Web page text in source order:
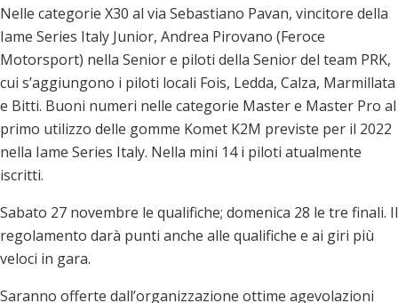
Nelle categorie X30 al via Sebastiano Pavan, vincitore della
Iame Series Italy Junior, Andrea Pirovano (Feroce
Motorsport) nella Senior e piloti della Senior del team PRK,
cui s’aggiungono i piloti locali Fois, Ledda, Calza, Marmillata
e Bitti. Buoni numeri nelle categorie Master e Master Pro al
primo utilizzo delle gomme Komet K2M previste per il 2022
nella Iame Series Italy. Nella mini 14 i piloti atualmente
iscritti.
Sabato 27 novembre le qualifiche; domenica 28 le tre finali. Il
regolamento darà punti anche alle qualifiche e ai giri più
veloci in gara.
Saranno offerte dall’organizzazione ottime agevolazioni